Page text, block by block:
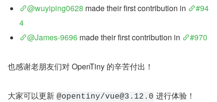
@wuyiping0628 made their first contribution in
#94
4
@James-9696 made their first contribution in #970
也感谢老朋友们对 OpenTiny 的辛苦付出！
大家可以更新 @opentiny/vue@3.12.0 进行体验！